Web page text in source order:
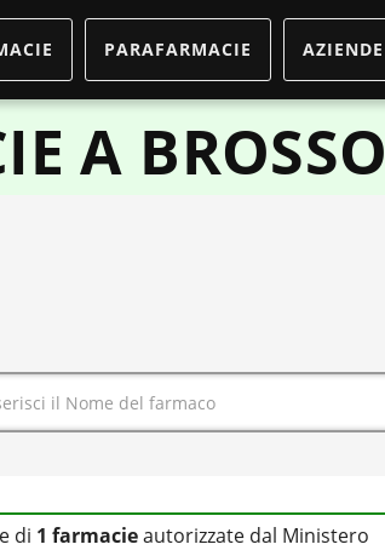
PARAFARMACIE AZIENDE
A BROSSO
di 1 farmacieautorizzate dal Ministero